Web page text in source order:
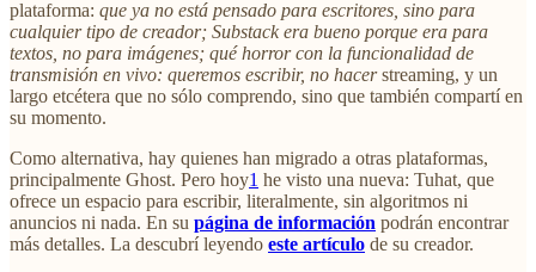
plataforma: que ya no está pensado para escritores, sino para
cualquier tipo de creador; Substack era bueno porque era para
textos, no para imágenes; qué horror con la funcionalidad de
transmisión en vivo: queremos escribir, no hacerstreaming, y un
largo etcétera que no sólo comprendo, sino que también compartí en
su momento.
Como alternativa, hay quienes han migrado a otras plataformas,
principalmente Ghost. Pero hoy1 he visto una nueva: Tuhat, que
ofrece un espacio para escribir, literalmente, sin algoritmos ni
anuncios ni nada. En su página de información podrán encontrar
más detalles. La descubrí leyendo este artículo de su creador.